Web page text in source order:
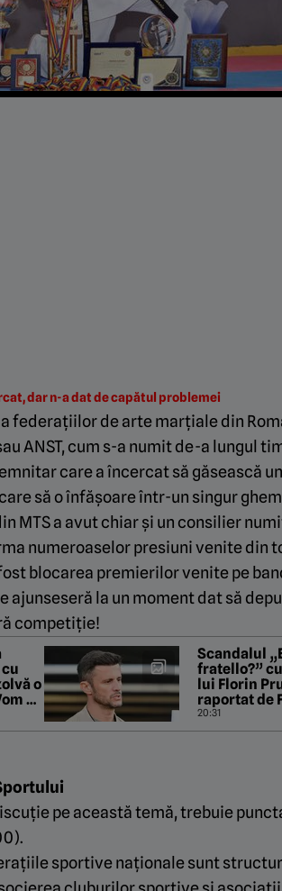
dar n-a dat de capătul problemei
federațiilor de arte marțiale din
ANST, cum s-a numit de-a lungul
care a încercat să găsească
să o înfășoare într-un singur
MTS a avut chiar și un consilier
numeroaselor presiuni venite din
blocarea premierilor venite pe
ajunseseră la un moment dat să
competiție!
o
da
Scandalul
fratello?”
lui Florin
raportat de
20:31
pe această temă, trebuie
sportive naționale sunt